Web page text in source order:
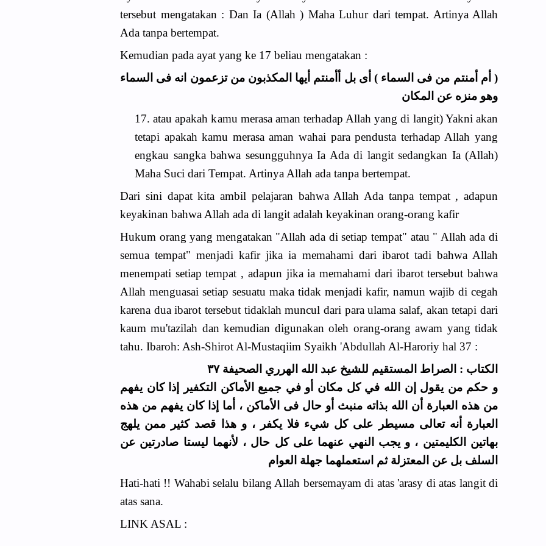
tersebut mengatakan : Dan Ia (Allah ) Maha Luhur dari tempat. Artinya Allah
Ada tanpa bertempat.
Kemudian pada ayat yang ke 17 beliau mengatakan :
( أم أمنتم من فى السماء ) أى بل أأمنتم أيها المكذبون من تزعمون انه فى السماء
وهو منزه عن المكان
17. atau apakah kamu merasa aman terhadap Allah yang di langit) Yakni akan
tetapi apakah kamu merasa aman wahai para pendusta terhadap Allah yang
engkau sangka bahwa sesungguhnya Ia Ada di langit sedangkan Ia (Allah)
Maha Suci dari Tempat. Artinya Allah ada tanpa bertempat.
Dari sini dapat kita ambil pelajaran bahwa Allah Ada tanpa tempat , adapun
keyakinan bahwa Allah ada di langit adalah keyakinan orang-orang kafir
Hukum orang yang mengatakan "Allah ada di setiap tempat" atau " Allah ada di
semua tempat" menjadi kafir jika ia memahami dari ibarot tadi bahwa Allah
menempati setiap tempat , adapun jika ia memahami dari ibarot tersebut bahwa
Allah menguasai setiap sesuatu maka tidak menjadi kafir, namun wajib di cegah
karena dua ibarot tersebut tidaklah muncul dari para ulama salaf, akan tetapi dari
kaum mu'tazilah dan kemudian digunakan oleh orang-orang awam yang tidak
tahu. Ibaroh: Ash-Shirot Al-Mustaqiim Syaikh 'Abdullah Al-Haroriy hal 37 :
الكتاب : الصراط المستقيم للشيخ عبد الله الهرري الصحيفة ٣٧
و حكم من يقول إن الله في كل مكان أو في جميع الأماكن التكفير إذا كان يفهم
من هذه العبارة أن الله بذاته منبث أو حال فى الأماكن ، أما إذا كان يفهم من هذه
العبارة أنه تعالى مسيطر على كل شيء فلا يكفر ، و هذا قصد كثير ممن يلهج
بهاتين الكليمتين ، و يجب النهي عنهما على كل حال ، لأنهما ليستا صادرتين عن
السلف بل عن المعتزلة ثم استعملهما جهلة العوام
Hati-hati !! Wahabi selalu bilang Allah bersemayam di atas 'arasy di atas langit di
atas sana.
LINK ASAL :